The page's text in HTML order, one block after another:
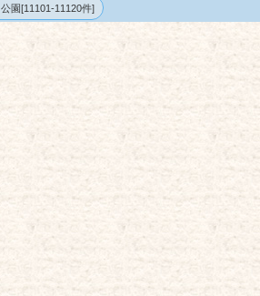
公園[11101-11120件]